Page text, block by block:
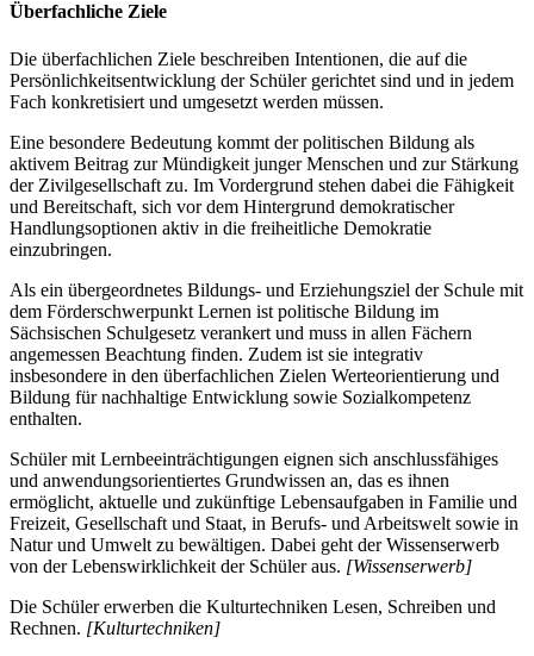
Überfachliche Ziele
Die überfachlichen Ziele beschreiben Intentionen, die auf die
Persönlichkeitsentwicklung der Schüler gerichtet sind und in jedem
Fach konkretisiert und umgesetzt werden müssen.
Eine besondere Bedeutung kommt der politischen Bildung als
aktivem Beitrag zur Mündigkeit junger Menschen und zur Stärkung
der Zivilgesellschaft zu. Im Vordergrund stehen dabei die Fähigkeit
und Bereitschaft, sich vor dem Hintergrund demokratischer
Handlungsoptionen aktiv in die freiheitliche Demokratie
einzubringen.
Als ein übergeordnetes Bildungs- und Erziehungsziel der Schule mit
dem Förderschwerpunkt Lernen ist politische Bildung im
Sächsischen Schulgesetz verankert und muss in allen Fächern
angemessen Beachtung finden. Zudem ist sie integrativ
insbesondere in den überfachlichen Zielen Werteorientierung und
Bildung für nachhaltige Entwicklung sowie Sozialkompetenz
enthalten.
Schüler mit Lernbeeinträchtigungen eignen sich anschlussfähiges
und anwendungsorientiertes Grundwissen an, das es ihnen
ermöglicht, aktuelle und zukünftige Lebensaufgaben in Familie und
Freizeit, Gesellschaft und Staat, in Berufs- und Arbeitswelt sowie in
Natur und Umwelt zu bewältigen. Dabei geht der Wissenserwerb
von der Lebenswirklichkeit der Schüler aus. [Wissenserwerb]
Die Schüler erwerben die Kulturtechniken Lesen, Schreiben und
Rechnen. [Kulturtechniken]